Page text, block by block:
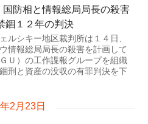
サービス
購読
フォトバンク
防相と情報総局局長の殺害
錮１２年の判決
ルシキー地区裁判所は１４日、
情報総局局長の殺害を計画して
Ｕ）の工作諜報グループを組織
刑と資産の没収の有罪判決を下
2月23日